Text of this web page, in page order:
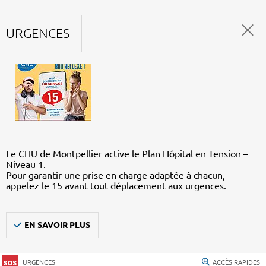
URGENCES
Le CHU de Montpellier active le Plan Hôpital en Tension –
Niveau 1.
Pour garantir une prise en charge adaptée à chacun,
appelez le 15 avant tout déplacement aux urgences.
EN SAVOIR PLUS
URGENCES ACCÈS RAPIDES